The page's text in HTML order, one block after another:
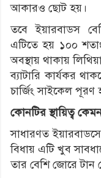
আকারও ছোট হয়।
তবে ইয়ারবাডস
এটিতে হয় ১০০
অবস্থায় থাকায়
ব্যাটারি কার্যকর
চার্জিং সাইকেল পূরণ
কোনটির স্থায়িত্ব
সাধারণত
বিধায় এটি খুব
তার বেশি জোরে টান